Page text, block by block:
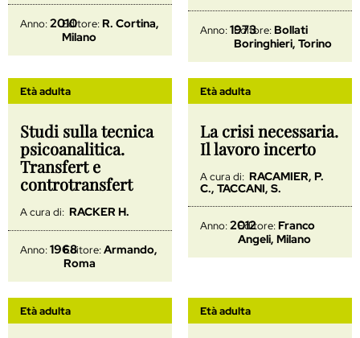
Anno:2010
Editore:R. Cortina,
Milano
Anno:1973
Editore: Bollati
Boringhieri, Torino
Età adulta
Studi sulla tecnica
psicoanalitica.
Transfert e
controtransfert
A cura di: RACKER H.
Anno:1968Editore:Armando,
Roma
Età adulta
La crisi necessaria.
Il lavoro incerto
A cura di: RACAMIER, P.
C., TACCANI, S.
Anno:2012
Editore:Franco
Angeli, Milano
Età adulta Età adulta